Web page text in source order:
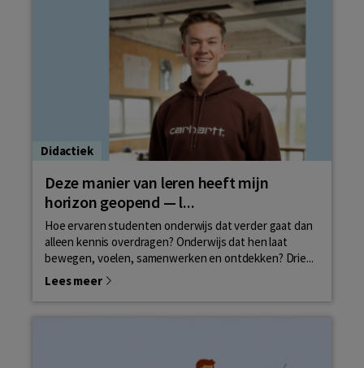
Didactiek
Deze manier van leren heeft mijn
horizon geopend — l...
Hoe ervaren studenten onderwijs dat verder gaat dan
alleen kennis overdragen? Onderwijs dat hen laat
bewegen, voelen, samenwerken en ontdekken? Drie...
Lees meer